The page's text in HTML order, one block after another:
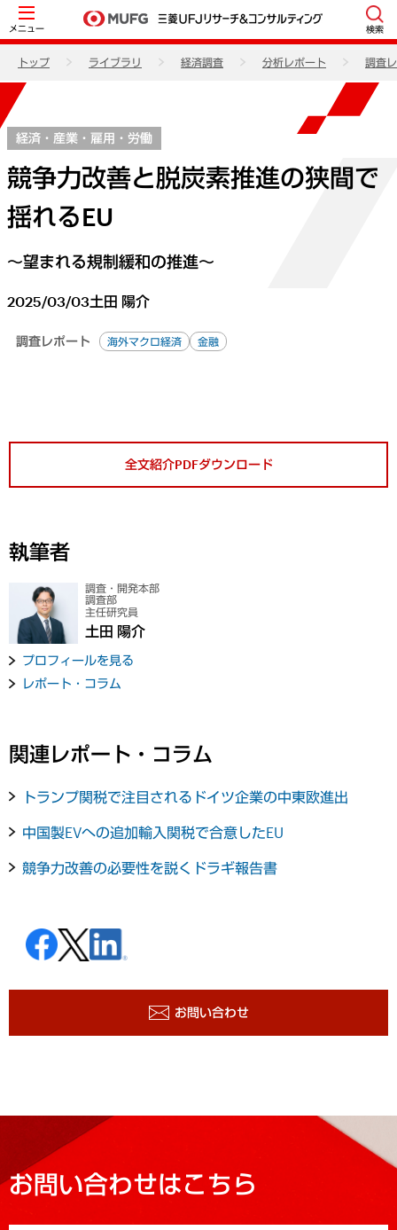
メニュー 検索
トップ ライブラリ 経済調査 分析レポート 調査
経済・産業・雇用・労働
競争力改善と脱炭素推進の狭間で
揺れるEU
～望まれる規制緩和の推進～
2025/03/03土田 陽介
調査レポート 海外マクロ経済 金融
全文紹介PDFダウンロード
執筆者
調査・開発本部
調査部
主任研究員
土田 陽介
プロフィールを見る
レポート・コラム
関連レポート・コラム
トランプ関税で注目されるドイツ企業の中東欧進出
中国製EVへの追加輸入関税で合意したEU
競争力改善の必要性を説くドラギ報告書
お問い合わせ
お問い合わせはこちら